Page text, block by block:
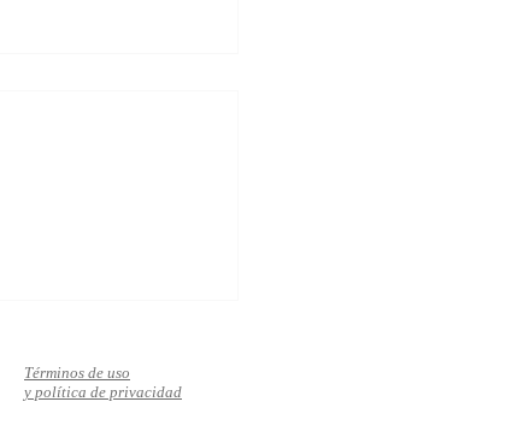
Términos de uso
y política de privacidad